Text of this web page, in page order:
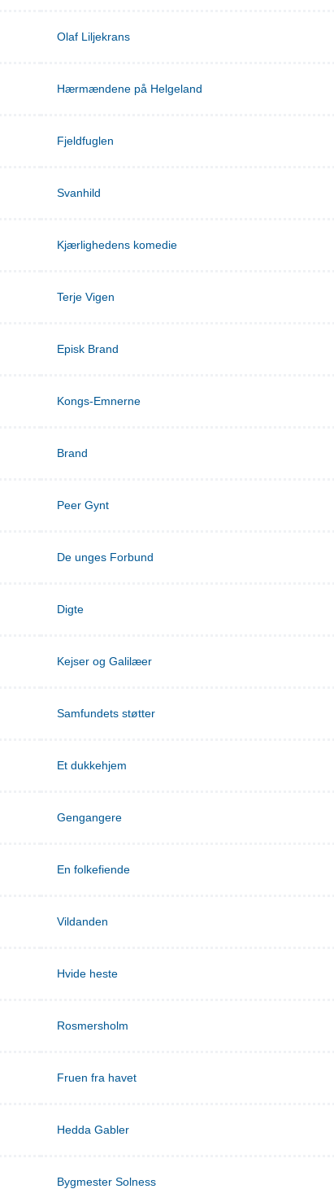
Olaf Liljekrans
Hærmændene på Helgeland
Fjeldfuglen
Svanhild
Kjærlighedens komedie
Terje Vigen
Episk Brand
Kongs-Emnerne
Brand
Peer Gynt
De unges Forbund
Digte
Kejser og Galilæer
Samfundets støtter
Et dukkehjem
Gengangere
En folkefiende
Vildanden
Hvide heste
Rosmersholm
Fruen fra havet
Hedda Gabler
Bygmester Solness